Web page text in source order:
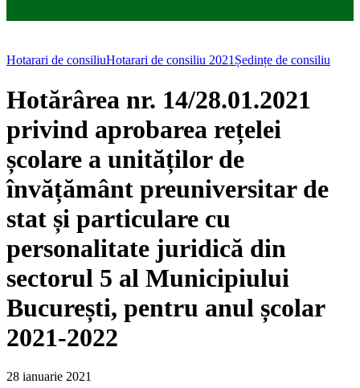
Hotarari de consiliuHotarari de consiliu 2021 Ședințe de consiliu
Hotărârea nr. 14/28.01.2021
privind aprobarea rețelei
școlare a unităților de
învățământ preuniversitar de
stat și particulare cu
personalitate juridică din
sectorul 5 al Municipiului
București, pentru anul școlar
2021-2022
28 ianuarie 2021